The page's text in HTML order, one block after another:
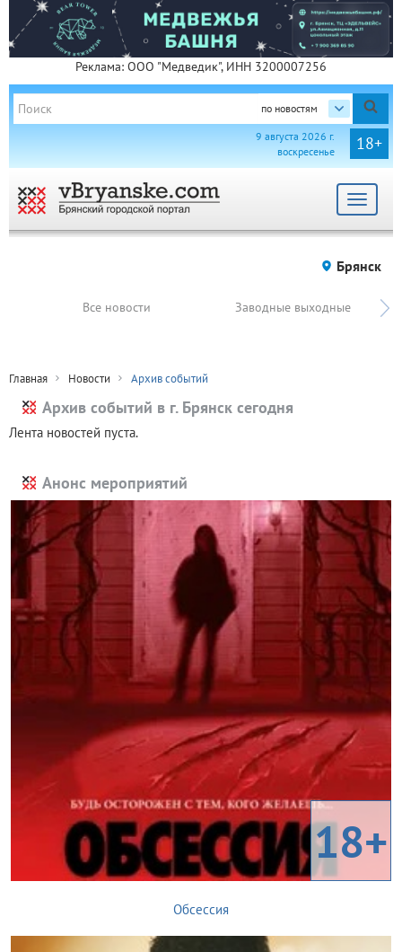
Реклама: ООО "Медведик", ИНН 3200007256
по новостям
18+
9 августа 2026 г.
воскресенье
Toggle
Брянск
Все новости Заводные выходные
Главная Новости Архив событий
Архив событий в г. Брянск сегодня
Лента новостей пуста.
Анонс мероприятий
18+
Обсессия